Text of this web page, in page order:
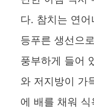
다. 참치는 연
등푸른 생선으
풍부하게 들어
와 저지방이 가
에 배를 채워